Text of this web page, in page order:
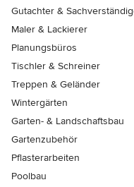
Gutachter &
Maler & Lackierer
Planungsbüros
Tischler & Schreiner
Treppen & Geländer
Wintergärten
Garten- & Landschaftsbau
Gartenzubehör
Pflasterarbeiten
Poolbau